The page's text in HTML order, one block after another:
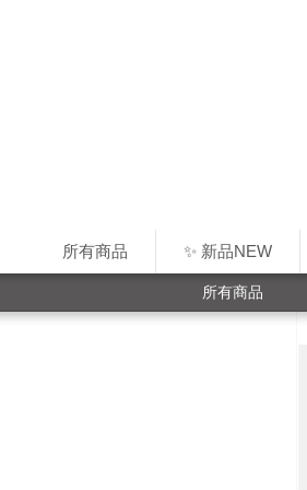
所有商品 ✨ 新品NEW
所有商品